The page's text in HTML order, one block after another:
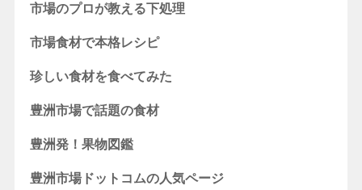
市場のプロが教える下処理
市場食材で本格レシピ
珍しい食材を食べてみた
豊洲市場で話題の食材
豊洲発！果物図鑑
豊洲市場ドットコムの人気ページ